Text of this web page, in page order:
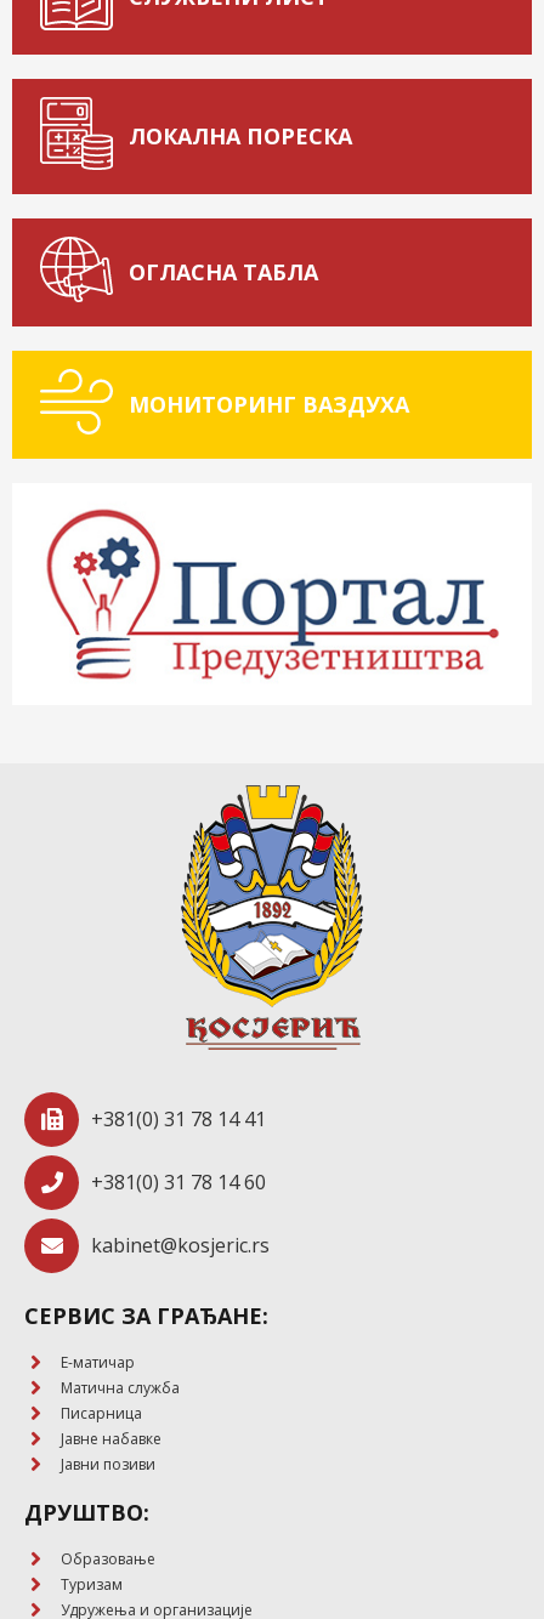
ЛОКАЛНА ПОРЕСКА
ОГЛАСНА ТАБЛА
МОНИТОРИНГ ВАЗДУХА
+381(0) 31 78 14 41
+381(0) 31 78 14 60
kabinet@kosjeric.rs
СЕРВИС ЗА ГРАЂАНЕ:
E-матичар
Матична служба
Писарница
Јавне набавке
Јавни позиви
ДРУШТВО:
Образовање
Туризам
Удружења и организације